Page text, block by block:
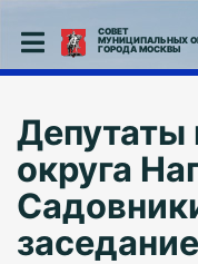
СОВЕТ
МУНИЦИПАЛЬНЫХ
ГОРОДА МОСКВЫ
Депутаты
округа
заседание